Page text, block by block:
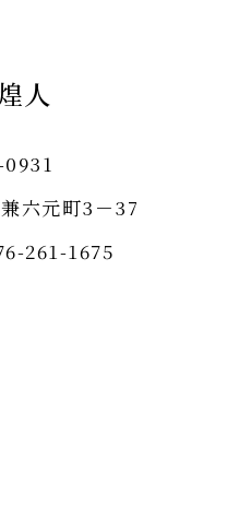
人
六元町3－37
261-1675